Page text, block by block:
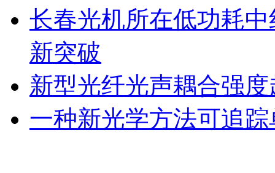
长春光机所在低功耗
新突破
新型光纤光声耦合强
一种新光学方法可追